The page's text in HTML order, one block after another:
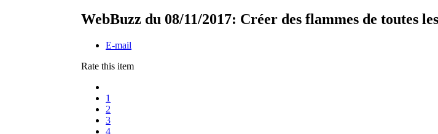
WebBuzz du 08/11/2017: Créer des flammes de toutes
E-mail
Rate this item
1
2
3
4